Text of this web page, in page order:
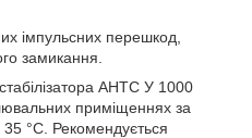
імпульсних перешкод,
замикання.
АНТС У 1000
приміщеннях за
°C. Рекомендується